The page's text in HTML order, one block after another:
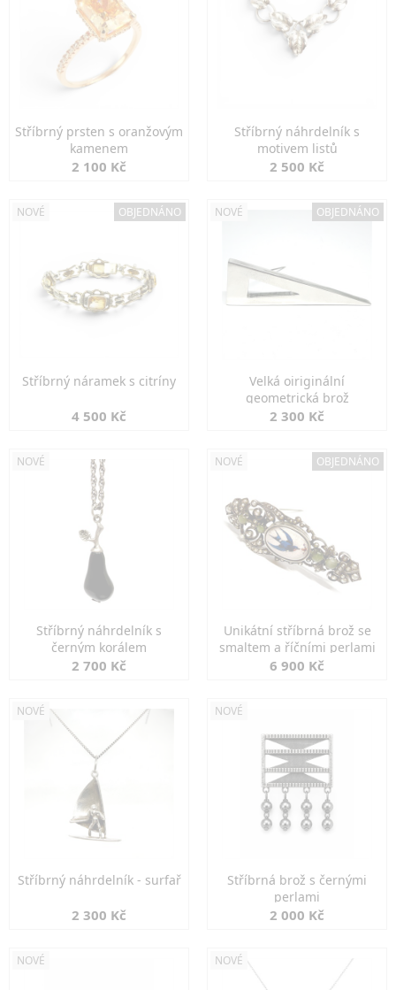
Stříbrný prsten s oranžovým
kamenem
2 100 Kč
Stříbrný náhrdelník s
motivem listů
2 500 Kč
NOVÉ OBJEDNÁNO
Stříbrný náramek s citríny
4 500 Kč
NOVÉ OBJEDNÁNO
Velká oiriginální
geometrická brož
2 300 Kč
NOVÉ
Stříbrný náhrdelník s
černým korálem
2 700 Kč
NOVÉ OBJEDNÁNO
Unikátní stříbrná brož se
smaltem a říčními perlami
6 900 Kč
NOVÉ
Stříbrný náhrdelník - surfař
2 300 Kč
NOVÉ
Stříbrná brož s černými
perlami
2 000 Kč
NOVÉ NOVÉ